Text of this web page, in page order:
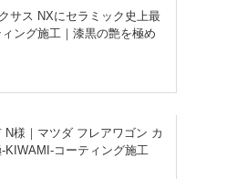
サス NXにセラミック史上最
ング施工｜漆黒の艶を極め
N様｜マツダ フレアワゴン カ
KIWAMI-コーティング施工